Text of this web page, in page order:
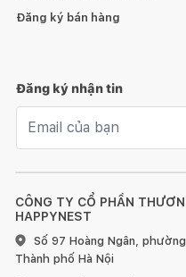
CÔNG TY CỔ PHẦN
HAPPYNEST
Số 97 Hoàng Ngân,
Thành phố Hà Nội
Đăng ký bán hàng
Đăng ký nhận tin